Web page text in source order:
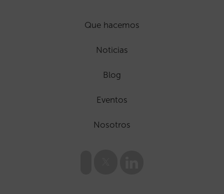
Que hacemos
Noticias
Blog
Eventos
Nosotros